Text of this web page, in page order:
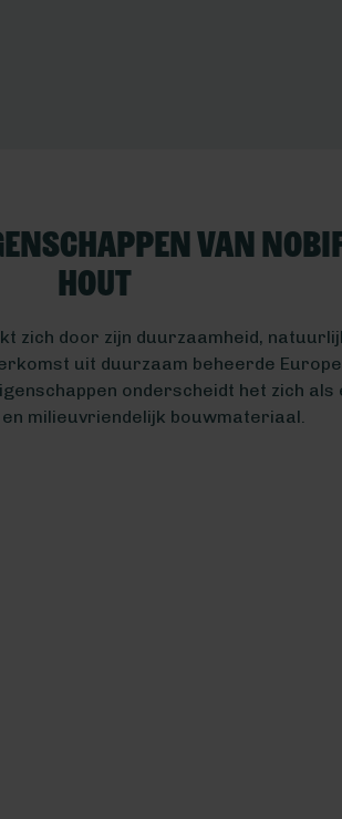
van
hout
zich door zijn duurzaamheid,
uit duurzaam beheerde
onderscheidt het zich als
milieuvriendelijk bouwmateriaal.